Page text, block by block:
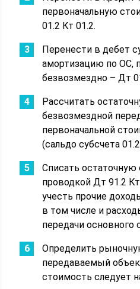
первоначальную
01.2 Кт 01.2.
Перенести в дебет
амортизацию по ОС,
безвозмездно – Дт
Рассчитать
безвозмездной
первоначальной
(сальдо субсчета
Списать
проводкой Дт 91.2
учесть прочие
в том числе и
передачи основного
Определить
передаваемый
стоимость следует